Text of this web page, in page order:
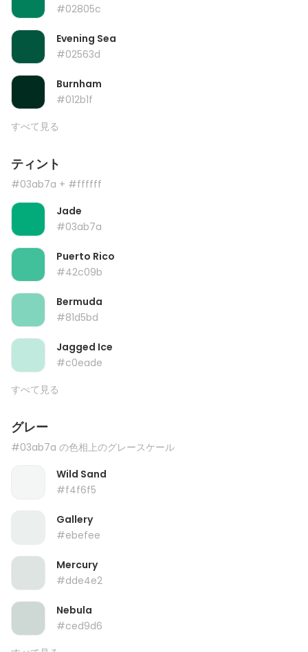
#02805c
Evening Sea
#02563d
Burnham
#012b1f
すべて見る
ティント
#03ab7a + #ffffff
Jade
#03ab7a
Puerto Rico
#42c09b
Bermuda
#81d5bd
Jagged Ice
#c0eade
すべて見る
グレー
#03ab7a の色相上のグレースケール
Wild Sand
#f4f6f5
Gallery
#ebefee
Mercury
#dde4e2
Nebula
#ced9d6